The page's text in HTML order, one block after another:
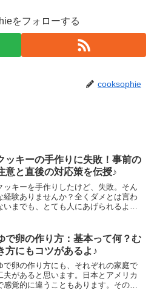
をフォローする
cooksophie
ッキーの手作りに失敗！事前の
意と直後の対応策を伝授♪
ッキーを手作りしたけど、失敗。そん
経験ありませんか？全くダメとは言わ
いまでも、とても人にあげられるよう
を未然に防ぎ、又多少の修正ができる
法も合わせて解説します。
で卵の作り方：基本って何？む
方にもコツがあるよ♪
で卵の作り方にも、それぞれの家庭で
夫があると思います。日本とアメリカ
感覚的に違うこともあります。そのあ